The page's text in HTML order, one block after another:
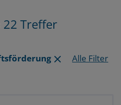
22 Treffer
Alle Filter